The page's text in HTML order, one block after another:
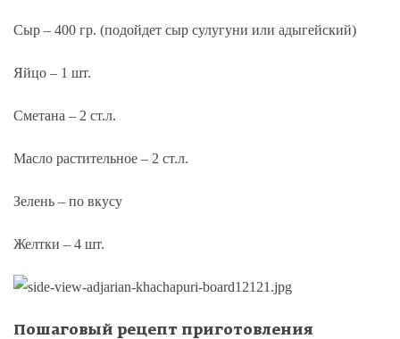
Сыр – 400 гр. (подойдет сыр сулугуни или адыгейский)
Яйцо – 1 шт.
Сметана – 2 ст.л.
Масло растительное – 2 ст.л.
Зелень – по вкусу
Желтки – 4 шт.
Пошаговый рецепт приготовления